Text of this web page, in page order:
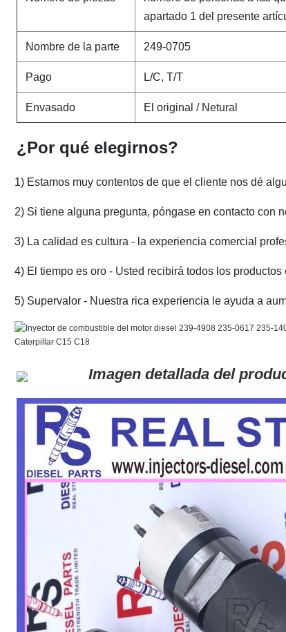
apartado 1 del presente
Nombre de la parte 249-0705
Pago L/C, T/T
Envasado El original / Netural
¿Por qué elegirnos?
1) Estamos muy contentos de que el cliente nos dé
2) Si tiene alguna pregunta, póngase en contacto con
3) La calidad es cultura - la experiencia comercial
4) El tiempo es oro - Usted recibirá todos los productos
5) Supervalor - Nuestra rica experiencia le ayuda a
Imagen detallada del